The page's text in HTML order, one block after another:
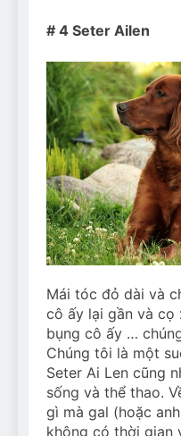
# 4 Seter Ailen
Mái tóc đỏ dài và
cô ấy lại gần và
bụng cô ấy …
Chúng tôi là một
Seter Ai Len cũng
sống và thể thao.
gì mà gal (hoặc
không có thời gian